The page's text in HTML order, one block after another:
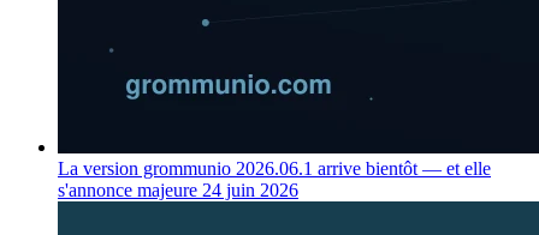
La version grommunio 2026.06.1 arrive bientôt — et elle
s'annonce majeure 24 juin 2026